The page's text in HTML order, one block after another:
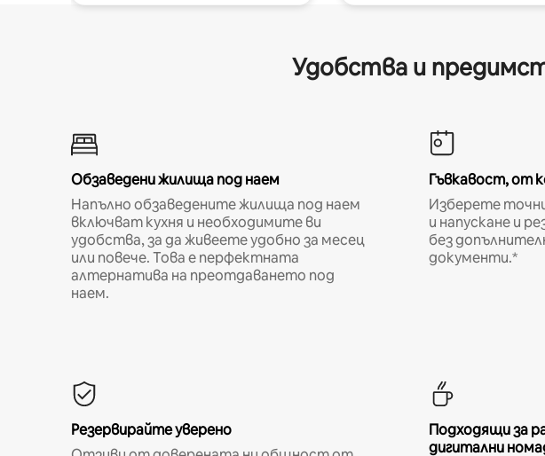
Удобства и
Обзаведени жилища под наем
Напълно обзаведените жилища под наем
включват кухня и необходимите ви
удобства, за да живеете удобно за месец
или повече. Това е перфектната
алтернатива на преотдаването под
наем.
Гъвкавост, от
Изберете
и напускане и
без
документи.*
Резервирайте уверено
Подходящи за
дигитални